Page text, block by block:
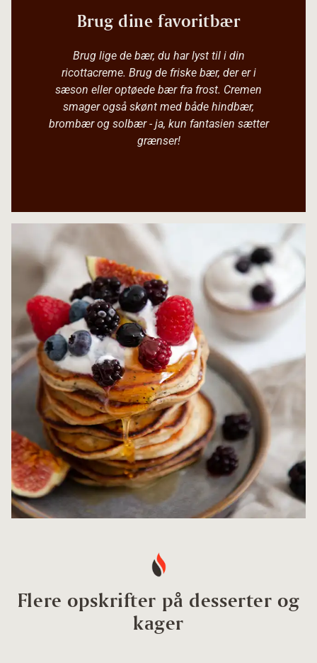
Brug dine favoritbær
Brug lige de bær, du har lyst til i din
ricottacreme. Brug de friske bær, der er i
sæson eller optøede bær fra frost. Cremen
smager også skønt med både hindbær,
brombær og solbær - ja, kun fantasien sætter
grænser!
Flere opskrifter på desserter og
kager